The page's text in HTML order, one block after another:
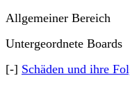
Allgemeiner Bereich
Untergeordnete Boards
[-] Schäden und ihre